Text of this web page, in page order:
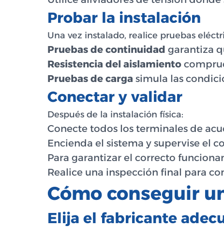
Probar la instalación
Una vez instalado, realice pruebas
Pruebas de continuidad garantiza
Resistencia del aislamiento
Pruebas de carga simula las
Conectar y validar
Después de la instalación física:
Conecte todos los terminales de
Encienda el sistema y supervise el
Para garantizar el correcto
Realice una inspección final para
Cómo conseguir
Elija el fabricante